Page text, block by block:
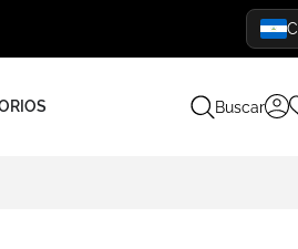
Buscar